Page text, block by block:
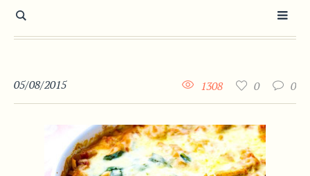
05/08/2015 0
0
1308